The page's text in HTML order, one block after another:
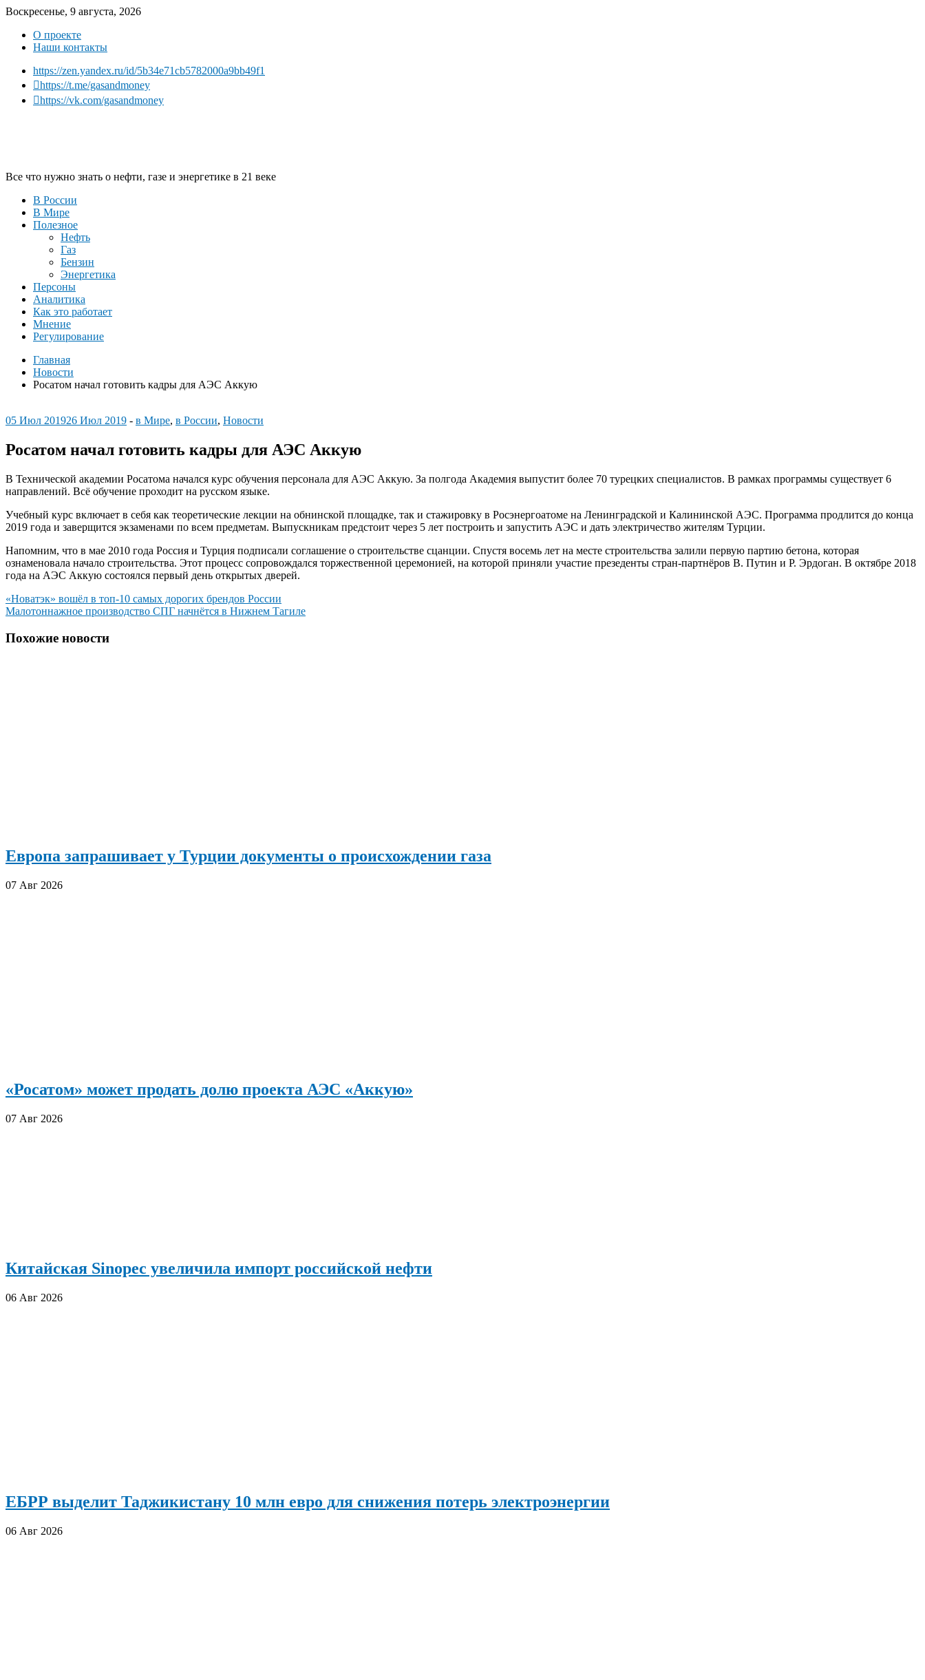
Воскресенье, 9 августа, 2026
О проекте
Наши контакты
https://zen.yandex.ru/id/5b34e71cb5782000a9bb49f1
https://t.me/gasandmoney
https://vk.com/gasandmoney
Все что нужно знать о нефти, газе и энергетике в 21 веке
В России
В Мире
Полезное
Нефть
Газ
Бензин
Энергетика
Персоны
Аналитика
Как это работает
Мнение
Регулирование
Главная
Новости
Росатом начал готовить кадры для АЭС Аккую
05 Июл 201926 Июл 2019 - в Мире, в России, Новости
Росатом начал готовить кадры для АЭС Аккую
В Технической академии Росатома начался курс обучения персонала для АЭС Аккую. За полгода Академия выпустит более 70 турецких специалистов. В рамках программы существует 6
направлений. Всё обучение проходит на русском языке.
Учебный курс включает в себя как теоретические лекции на обнинской площадке, так и стажировку в Росэнергоатоме на Ленинградской и Калининской АЭС. Программа продлится до конца
2019 года и заверщится экзаменами по всем предметам. Выпускникам предстоит через 5 лет построить и запустить АЭС и дать электричество жителям Турции.
Напомним, что в мае 2010 года Россия и Турция подписали соглашение о строительстве сцанции. Спустя восемь лет на месте строительства залили первую партию бетона, которая
ознаменовала начало строительства. Этот процесс сопровождался торжественной церемонией, на которой приняли участие презеденты стран-партнёров В. Путин и Р. Эрдоган. В октябре 2018
года на АЭС Аккую состоялся первый день открытых дверей.
Навигация
по
записям
«Новатэк» вошёл в топ-10 самых дорогих брендов России
Малотоннажное производство СПГ начнётся в Нижнем Тагиле
Похожие новости
Европа запрашивает у Турции документы о происхождении газа
07 Авг 2026
«Росатом» может продать долю проекта АЭС «Аккую»
07 Авг 2026
Китайская Sinopec увеличила импорт российской нефти
06 Авг 2026
ЕБРР выделит Таджикистану 10 млн евро для снижения потерь электроэнергии
06 Авг 2026